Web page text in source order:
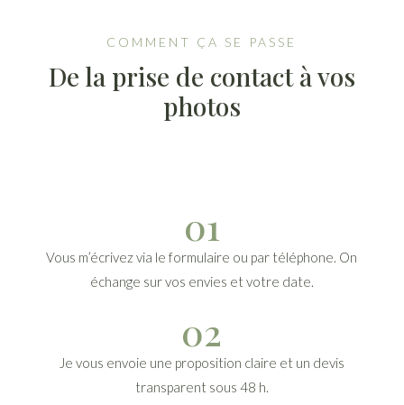
COMMENT ÇA SE PASSE
De la prise de contact à vos
photos
01
Vous m’écrivez via le formulaire ou par téléphone. On
échange sur vos envies et votre date.
02
Je vous envoie une proposition claire et un devis
transparent sous 48 h.